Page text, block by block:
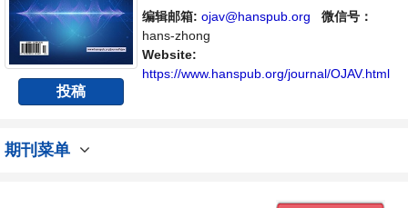
投稿
供一个传播、分享和讨论声学与振动领域内不
同方向问题与发展的交流平台。
编辑邮箱: ojav@hanspub.org
微信号：
hans-zhong
Website:
https://www.hanspub.org/journal/OJAV.html
期刊菜单